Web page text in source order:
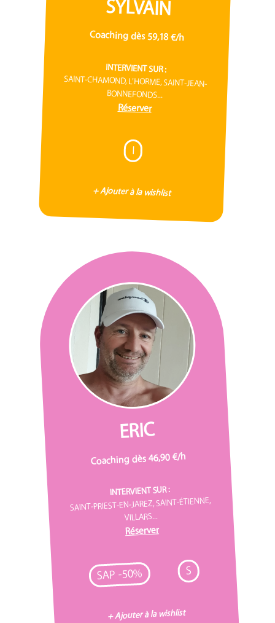
SYLVAIN
Coaching dès 59,18 €/h
INTERVIENT SUR :
SAINT-CHAMOND, L'HORME, SAINT-JEAN-
BONNEFONDS...
Réserver
I
+ Ajouter à la wishlist
ERIC
Coaching dès 46,90 €/h
INTERVIENT SUR :
SAINT-PRIEST-EN-JAREZ, SAINT-ÉTIENNE,
VILLARS...
Réserver
SAP -50% S
+ Ajouter à la wishlist